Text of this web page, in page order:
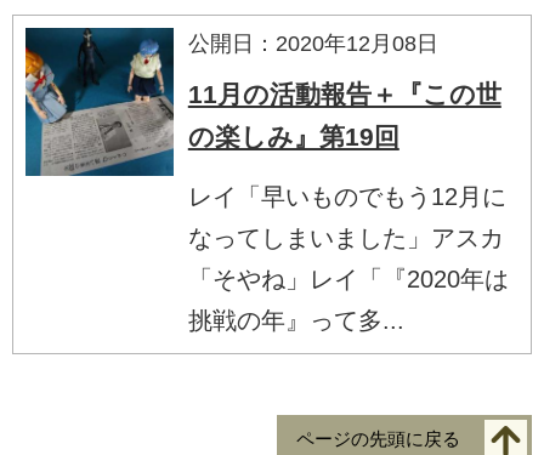
公開日：2020年12月08日
11月の活動報告＋『この世
の楽しみ』第19回
レイ「早いものでもう12月に
なってしまいました」アスカ
「そやね」レイ「『2020年は
挑戦の年』って多...
ページの先頭に戻る